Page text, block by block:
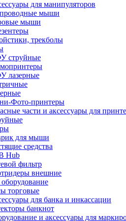
для манипуляторов
мыши
мыши
трекболы
струйные
лазерные
Фото-принтеры
части и аксессуары для
для мыши
средства
Hub
фильтр
внешние
торговые
для банка и инкассации
банкнот
и аксессуары для